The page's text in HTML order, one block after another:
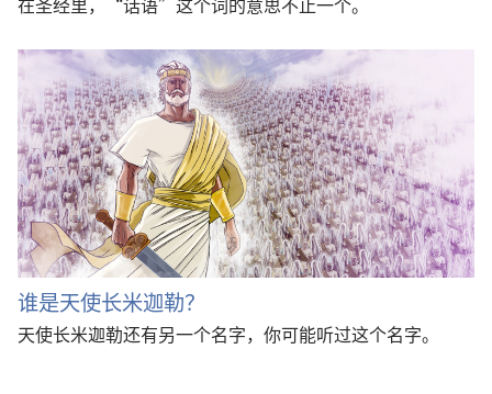
谁是天使长米迦勒？
天使长米迦勒还有另一个名字，你可能听过这个名字。